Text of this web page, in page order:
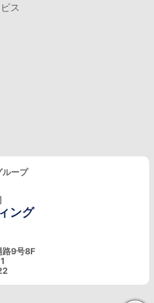
ス
ループ
ング
路9号8F